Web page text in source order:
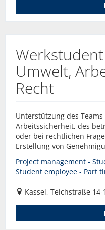
Umwelt,
Recht
Unterstützung des
Arbeitssicherheit, des
oder bei rechtlichen
Erstellung von
Project management -
Student employee - Part
Kassel, Teichstraße